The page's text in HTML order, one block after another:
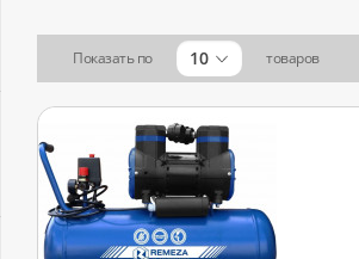
Показать по 10 товаров